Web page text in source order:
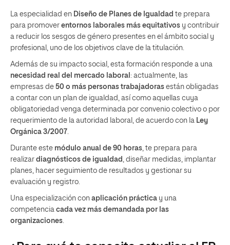
La especialidad en Diseño de Planes de Igualdad te prepara
para promover entornos laborales más equitativos y contribuir
a reducir los sesgos de género presentes en el ámbito social y
profesional, uno de los objetivos clave de la titulación.
Además de su impacto social, esta formación responde a una
necesidad real del mercado laboral : actualmente, las
empresas de 50 o más personas trabajadoras están obligadas
a contar con un plan de igualdad, así como aquellas cuya
obligatoriedad venga determinada por convenio colectivo o por
requerimiento de la autoridad laboral, de acuerdo con la Ley
Orgánica 3/2007
Durante este módulo anual de 90 horas , te prepara para
realizar diagnósticos de igualdad , diseñar medidas, implantar
planes, hacer seguimiento de resultados y gestionar su
evaluación y registro.
Una especialización con aplicación práctica y una
competencia cada vez más demandada por las
organizaciones